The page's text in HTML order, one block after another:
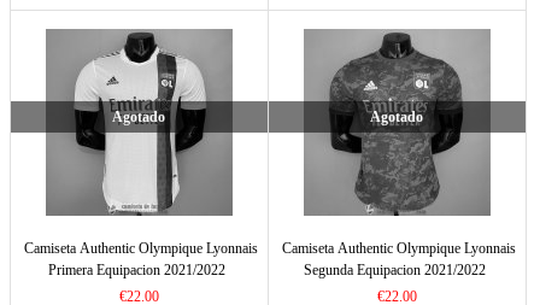
Agotado
Camiseta Authentic Olympique Lyonnais
Primera Equipacion 2021/2022
€22.00
Agotado
Camiseta Authentic Olympique Lyonnais
Segunda Equipacion 2021/2022
€22.00